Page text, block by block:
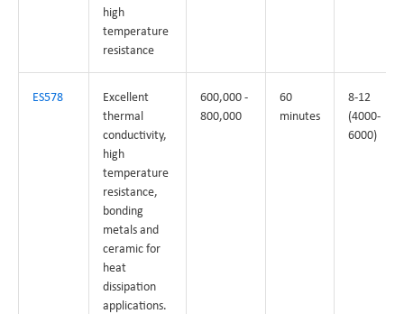
high
temperature
resistance
ES578
Excellent
thermal
conductivity,
high
temperature
resistance,
bonding
metals and
ceramic for
heat
dissipation
applications.
600,000 -
800,000
60
minutes
8-12
(4000-
6000)